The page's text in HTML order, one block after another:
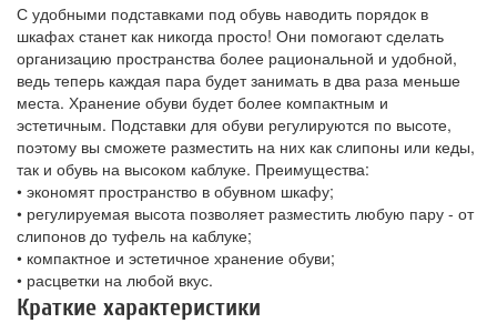
С удобными подставками под обувь наводить порядок в
шкафах станет как никогда просто! Они помогают сделать
организацию пространства более рациональной и удобной,
ведь теперь каждая пара будет занимать в два раза меньше
места. Хранение обуви будет более компактным и
эстетичным. Подставки для обуви регулируются по высоте,
поэтому вы сможете разместить на них как слипоны или кеды,
так и обувь на высоком каблуке. Преимущества:
• экономят пространство в обувном шкафу;
• регулируемая высота позволяет разместить любую пару - от
слипонов до туфель на каблуке;
• компактное и эстетичное хранение обуви;
• расцветки на любой вкус.
Краткие характеристики